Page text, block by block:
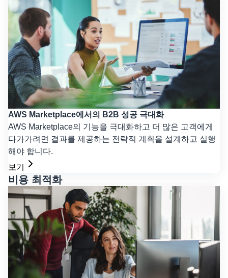
AWS Marketplace에서의 B2B 성공 극대화
AWS Marketplace의 기능을 극대화하고 더 많은 고객에게
다가가려면 결과를 제공하는 전략적 계획을 설계하고 실행
해야 합니다.
보기
비용 최적화